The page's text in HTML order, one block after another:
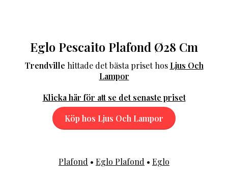
Eglo Pescaito Plafond Ø28 Cm
Trendville hittade det bästa priset hos Ljus Och
Lampor
Klicka här för att se det senaste priset
Köp hos Ljus Och Lampor
Plafond • Eglo Plafond • Eglo